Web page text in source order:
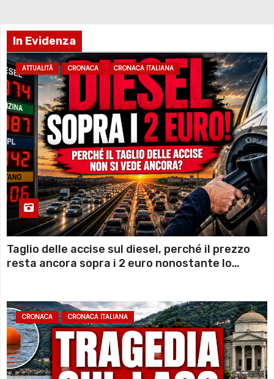
In Evidenza
ATTUALITÀ CRONACA CRONACA ITALIANA
Taglio delle accise sul diesel, perché il prezzo
resta ancora sopra i 2 euro nonostante lo
CRONACA CRONACA ITALIANA